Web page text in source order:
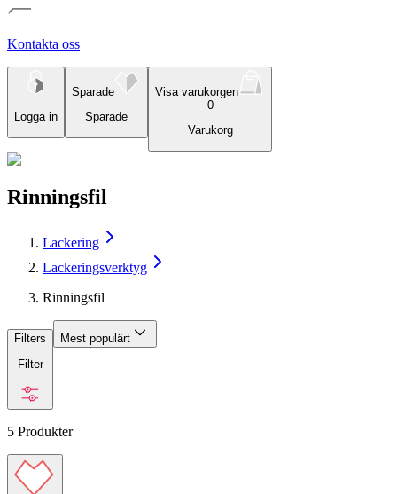
Kontakta oss
Logga in
Sparade
Sparade
Visa varukorgen
0
Varukorg
Rinningsfil
Lackering
Lackeringsverktyg
Rinningsfil
Filters
Filter
Mest populärt
5 Produkter